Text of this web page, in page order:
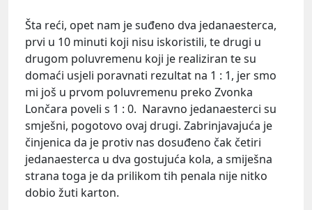
Šta reći, opet nam je suđeno dva jedanaesterca,
prvi u 10 minuti koji nisu iskoristili, te drugi u
drugom poluvremenu koji je realiziran te su
domaći usjeli poravnati rezultat na 1 : 1, jer smo
mi još u prvom poluvremenu preko Zvonka
Lončara poveli s 1 : 0. Naravno jedanaesterci su
smješni, pogotovo ovaj drugi. Zabrinjavajuća je
činjenica da je protiv nas dosuđeno čak četiri
jedanaesterca u dva gostujuća kola, a smiješna
strana toga je da prilikom tih penala nije nitko
dobio žuti karton.